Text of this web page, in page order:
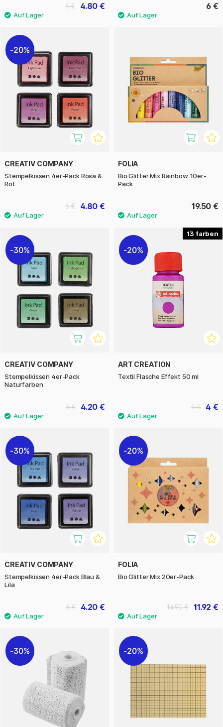
4.80 €
6 € 6 €
20%
CREATIV COMPANY
Stempelkissen 4er-Pack Rosa &
Rot
4.80 €
6 €
FOLIA
Bio Glitter Mix Rainbow 10er-
Pack
19.50 €
30%
CREATIV COMPANY
Stempelkissen 4er-Pack
Naturfarben
4.20 €
6 €
13
20%
ART CREATION
Textil Flasche Effekt 50 ml
4 €
5 €
30%
CREATIV COMPANY
Stempelkissen 4er-Pack Blau &
Lila
4.20 €
6 €
20%
FOLIA
Bio Glitter Mix 20er-Pack
11.92 €
14.90 €
30% 20%